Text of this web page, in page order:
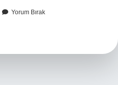
Yorum Bırak